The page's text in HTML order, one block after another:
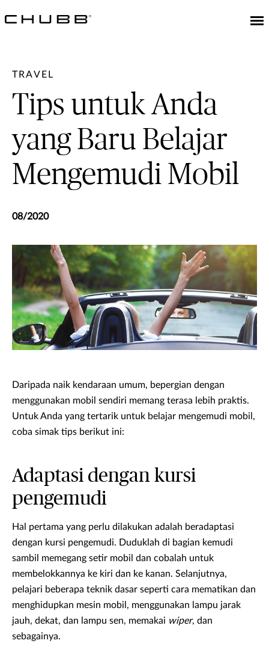
TRAVEL
Tips untuk Anda
yang Baru Belajar
Mengemudi Mobil
08/2020
Daripada naik kendaraan umum, bepergian dengan
menggunakan mobil sendiri memang terasa lebih praktis.
Untuk Anda yang tertarik untuk belajar mengemudi mobil,
coba simak tips berikut ini:
Adaptasi dengan kursi
pengemudi
Hal pertama yang perlu dilakukan adalah beradaptasi
dengan kursi pengemudi. Duduklah di bagian kemudi
sambil memegang setir mobil dan cobalah untuk
membelokkannya ke kiri dan ke kanan. Selanjutnya,
pelajari beberapa teknik dasar seperti cara mematikan dan
menghidupkan mesin mobil, menggunakan lampu jarak
jauh, dekat, dan lampu sen, memakai wiper, dan
sebagainya.